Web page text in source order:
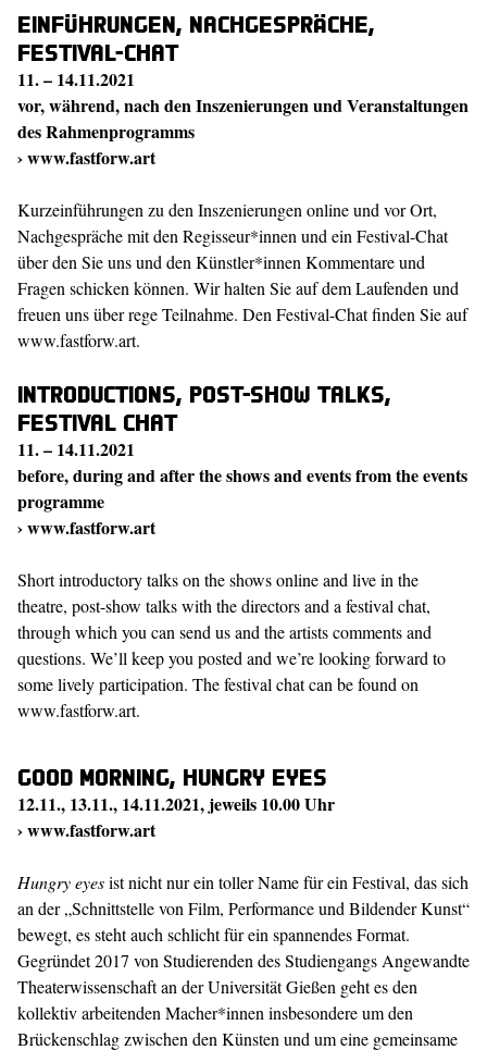
Einführungen, Nachgespräche,
Festival-Chat
11. – 14.11.2021
vor, während, nach den Inszenierungen und Veranstaltungen
des Rahmenprogramms
›www.fastforw.art
Kurzeinführungen zu den Inszenierungen online und vor Ort,
Nachgespräche mit den Regisseur*innen und ein Festival-Chat
über den Sie uns und den Künstler*innen Kommentare und
Fragen schicken können. Wir halten Sie auf dem Laufenden und
freuen uns über rege Teilnahme. Den Festival-Chat finden Sie auf
www.fastforw.art.
Introductions, post-show talks,
festival chat
11. – 14.11.2021
before, during and after the shows and events from the events
programme
›www.fastforw.art
Short introductory talks on the shows online and live in the
theatre, post-show talks with the directors and a festival chat,
through which you can send us and the artists comments and
questions. We’ll keep you posted and we’re looking forward to
some lively participation. The festival chat can be found on
www.fastforw.art.
Good Morning, Hungry Eyes
12.11., 13.11., 14.11.2021, jeweils 10.00 Uhr
›www.fastforw.art
Hungry eyesist nicht nur ein toller Name für ein Festival, das sich
an der „Schnittstelle von Film, Performance und Bildender Kunst“
bewegt, es steht auch schlicht für ein spannendes Format.
Gegründet 2017 von Studierenden des Studiengangs Angewandte
Theaterwissenschaft an der Universität Gießen geht es den
kollektiv arbeitenden Macher*innen insbesondere um den
Brückenschlag zwischen den Künsten und um eine gemeinsame